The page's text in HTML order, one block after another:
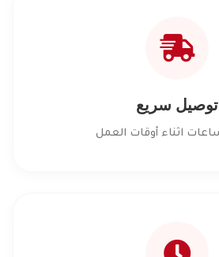
توصيل سريع